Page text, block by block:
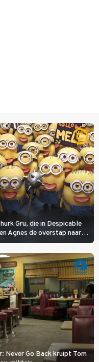
Gru, die in Despicable
Agnes de overstap naar
weet te blijven.
Never Go Back kruipt Tom